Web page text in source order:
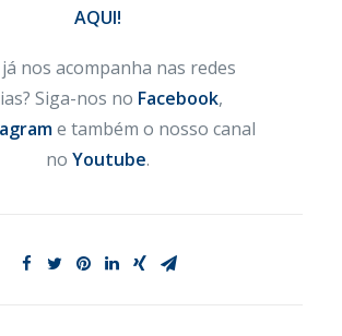
AQUI!
nos acompanha nas redes
Siga-nos no Facebook,
e também o nosso canal
no Youtube.